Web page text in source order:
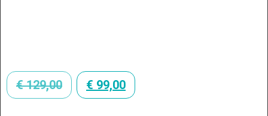
€129,00 € 99,00